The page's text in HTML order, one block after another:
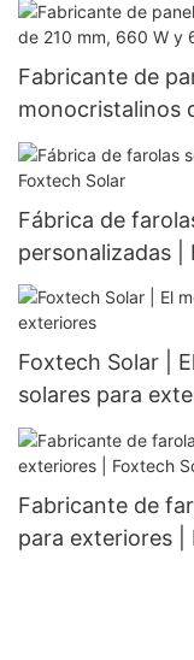
Fabricante de
monocristalinos
medio corte y
Fábrica de
personalizadas |
Foxtech Solar |
solares para
Fabricante de
para exteriores |